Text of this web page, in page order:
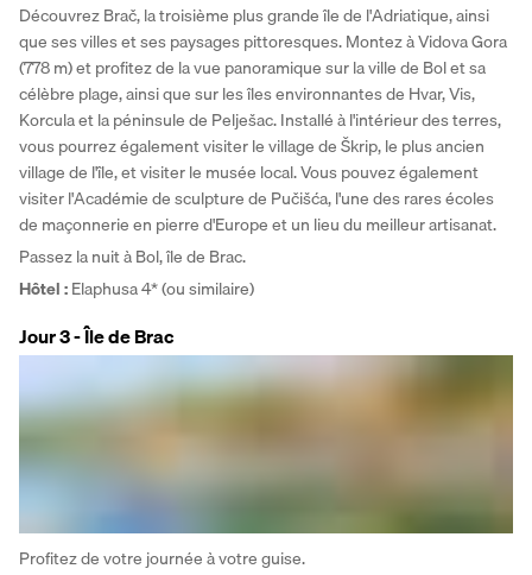
Découvrez Brač, la troisième plus grande île de l'Adriatique, ainsi
que ses villes et ses paysages pittoresques. Montez à Vidova Gora
(778 m) et profitez de la vue panoramique sur la ville de Bol et sa
célèbre plage, ainsi que sur les îles environnantes de Hvar, Vis,
Korcula et la péninsule de Pelješac. Installé à l'intérieur des terres,
vous pourrez également visiter le village de Škrip, le plus ancien
village de l'île, et visiter le musée local. Vous pouvez également
visiter l'Académie de sculpture de Pučišća, l'une des rares écoles
de maçonnerie en pierre d'Europe et un lieu du meilleur artisanat.
Passez la nuit à Bol, île de Brac.
Hôtel: Elaphusa 4* (ou similaire)
Jour 3 - Île de Brac
Profitez de votre journée à votre guise.